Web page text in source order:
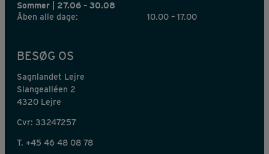
Sommer | 27.06 – 30.08
Åben alle dage:
10.00 – 17.00
BESØG OS
Sagnlandet Lejre
Slangealléen 2
4320 Lejre
Cvr: 33247257
T. +45 46 48 08 78